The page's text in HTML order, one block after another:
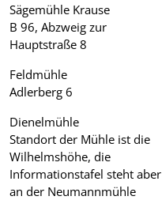
Sägemühle Krause
B 96, Abzweig zur
Hauptstraße 8
Feldmühle
Adlerberg 6
Dienelmühle
Standort der Mühle ist die
Wilhelmshöhe, die
Informationstafel steht aber
an der Neumannmühle